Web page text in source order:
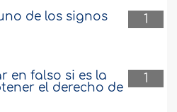
1
de los signos
1
en falso si es la
el derecho de